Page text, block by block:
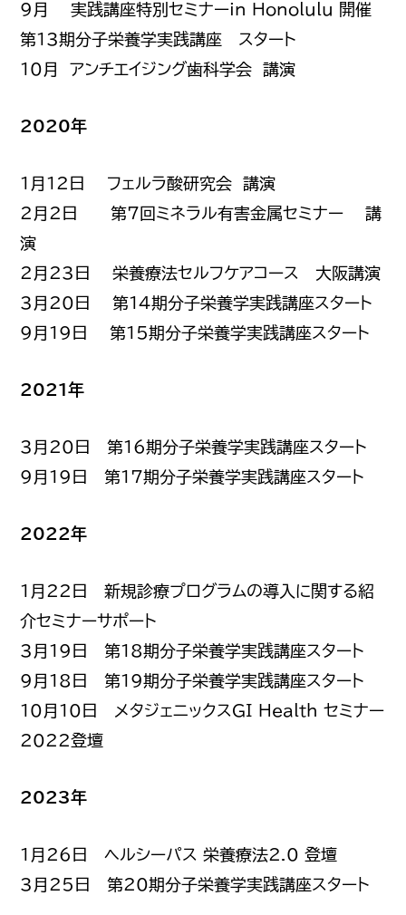
9月 実践講座特別セミナーin Honolulu 開催
第13期分子栄養学実践講座 スタート
10月 アンチエイジング歯科学会 講演
2020年
1月12日 フェルラ酸研究会 講演
2月2日 第7回ミネラル有害金属セミナー 講
演
2月23日 栄養療法セルフケアコース 大阪講演
3月20日 第14期分子栄養学実践講座スタート
9月19日 第15期分子栄養学実践講座スタート
2021年
3月20日 第16期分子栄養学実践講座スタート
9月19日 第17期分子栄養学実践講座スタート
2022年
1月22日 新規診療プログラムの導入に関する紹
介セミナーサポート
3月19日 第18期分子栄養学実践講座スタート
9月18日 第19期分子栄養学実践講座スタート
10月10日 メタジェニックスGI Health セミナー
2022登壇
2023年
1月26日 ヘルシーパス 栄養療法2.0 登壇
3月25日 第20期分子栄養学実践講座スタート